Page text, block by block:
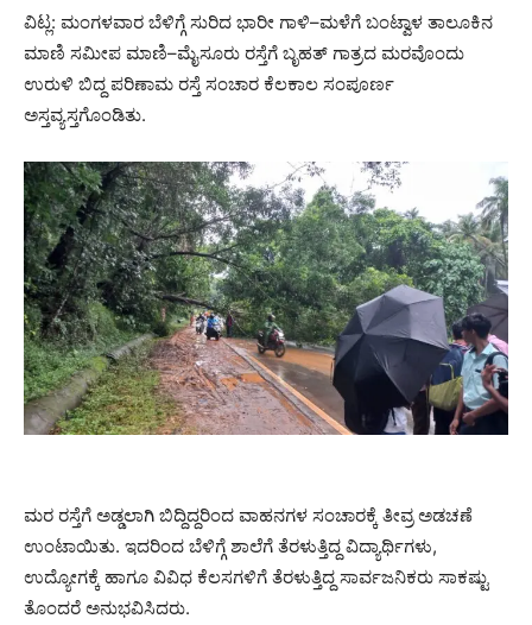
ವಿಟ್ಲ: ಮಂಗಳವಾರ ಬೆಳಿಗ್ಗೆ ಸುರಿದ ಭಾರೀ ಗಾಳಿ–ಮಳೆಗೆ ಬಂಟ್ವಾಳ ತಾಲೂಕಿನ
ಮಾಣಿ ಸಮೀಪ ಮಾಣಿ–ಮೈಸೂರು ರಸ್ತೆಗೆ ಬೃಹತ್ ಗಾತ್ರದ ಮರವೊಂದು
ಉರುಳಿ ಬಿದ್ದ ಪರಿಣಾಮ ರಸ್ತೆ ಸಂಚಾರ ಕೆಲಕಾಲ ಸಂಪೂರ್ಣ
ಅಸ್ತವ್ಯಸ್ತಗೊಂಡಿತು.
ಮರ ರಸ್ತೆಗೆ ಅಡ್ಡಲಾಗಿ ಬಿದ್ದಿದ್ದರಿಂದ ವಾಹನಗಳ ಸಂಚಾರಕ್ಕೆ ತೀವ್ರ ಅಡಚಣೆ
ಉಂಟಾಯಿತು. ಇದರಿಂದ ಬೆಳಿಗ್ಗೆ ಶಾಲೆಗೆ ತೆರಳುತ್ತಿದ್ದ ವಿದ್ಯಾರ್ಥಿಗಳು,
ಉದ್ಯೋಗಕ್ಕೆ ಹಾಗೂ ವಿವಿಧ ಕೆಲಸಗಳಿಗೆ ತೆರಳುತ್ತಿದ್ದ ಸಾರ್ವಜನಿಕರು ಸಾಕಷ್ಟು
ತೊಂದರೆ ಅನುಭವಿಸಿದರು.